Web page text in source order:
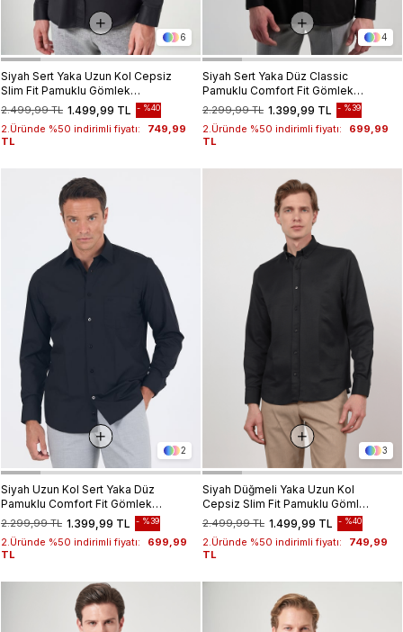
6
Siyah Sert Yaka Uzun Kol Cepsiz
Slim Fit Pamuklu Gömlek
1004260213 1.499,99 TL
2.499,99 TL %40
2.Üründe %50 indirimli fiyatı:
749,99
TL
4
Siyah Sert Yaka Düz Classic
Pamuklu Comfort Fit Gömlek
1004250213 1.399,99 TL
2.299,99 TL %39
2.Üründe %50 indirimli fiyatı:
699,99
TL
2
Siyah Uzun Kol Sert Yaka Düz
Pamuklu Comfort Fit Gömlek
1004260051 1.399,99 TL
2.299,99 TL %39
2.Üründe %50 indirimli fiyatı:
699,99
TL
3
Siyah Düğmeli Yaka Uzun Kol
Cepsiz Slim Fit Pamuklu Gömlek
10042602031.499,99 TL
2.499,99 TL %40
2.Üründe %50 indirimli fiyatı:
749,99
TL